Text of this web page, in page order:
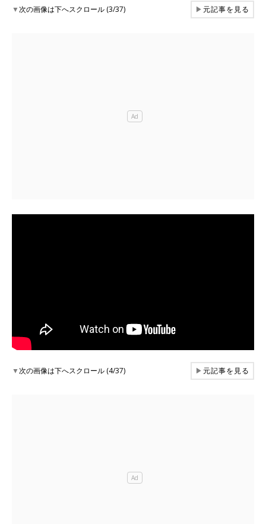
▼次の画像は下へスクロール (3/37) ▶元記事を見る
▼次の画像は下へスクロール (4/37) ▶元記事を見る